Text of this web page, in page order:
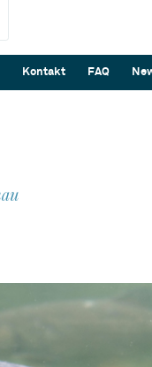
Kontakt FAQ